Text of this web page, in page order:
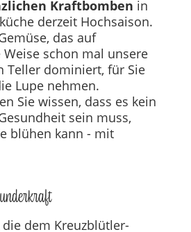
Kraftbomben in
derzeit Hochsaison.
das auf
schon mal unsere
Teller dominiert, für Sie
Lupe nehmen.
Sie wissen, dass es kein
sein muss,
blühen kann - mit
dem Kreuzblütler-